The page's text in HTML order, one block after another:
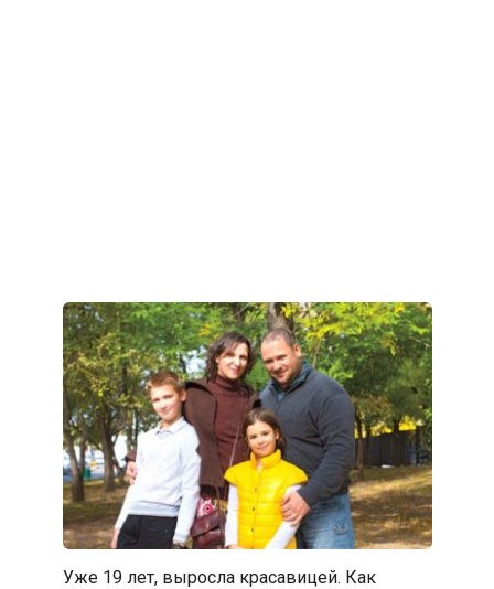
Уже 19 лет, выросла красавицей. Как